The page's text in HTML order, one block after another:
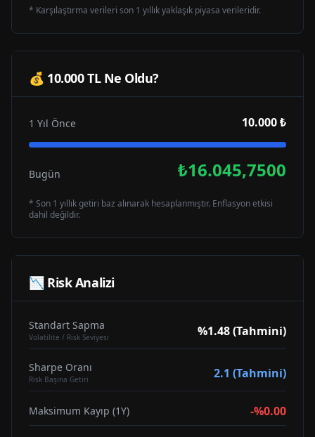
* Karşılaştırma verileri son 1 yıllık yaklaşık piyasa verileridir.
💰 10.000 TL Ne Oldu?
1 Yıl Önce 10.000 ₺
Bugün ₺16.045,7500
* Son 1 yıllık getiri baz alınarak hesaplanmıştır. Enflasyon etkisi
dahil değildir.
📉 Risk Analizi
Standart Sapma
Volatilite / Risk Seviyesi %1.48 (Tahmini)
Sharpe Oranı
Risk Başına Getiri 2.1 (Tahmini)
Maksimum Kayıp (1Y) -%0.00